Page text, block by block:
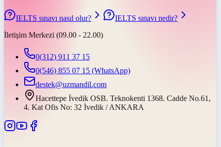
IELTS sınavı nasıl olur?
IELTS sınavı nedir?
İletişim Merkezi (09.00 - 22.00)
0(312) 911 37 15
0(546) 855 07 15 (WhatsApp)
destek@uzmandil.com
Hacettepe İvedik OSB. Teknokenti 1368. Cadde No.61,
4. Kat Ofis No: 32 İvedik / ANKARA